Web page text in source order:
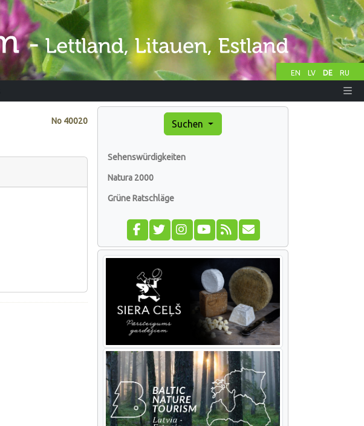
EN LV DE RU
No 40020 Suchen
Sehenswürdigkeiten
Natura 2000
Grüne Ratschläge